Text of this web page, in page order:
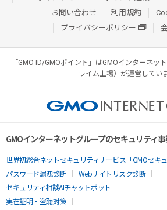
お問い合わせ
利用規約
プライバシーポリシー
「GMO ID/GMOポイント」はGMOインターネッ
ライム上場）が運営していま
GMOインターネットグループのセキュリティ
世界初総合ネットセキュリティサービス「GMOセキュ
パスワード漏洩診断
Webサイトリスク診断
セキュリティ相談AIチャットボット
実在証明・盗聴対策